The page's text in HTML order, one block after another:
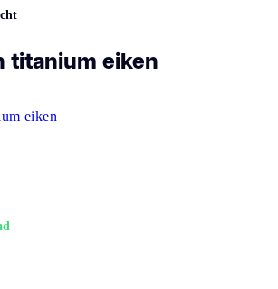
titanium eiken